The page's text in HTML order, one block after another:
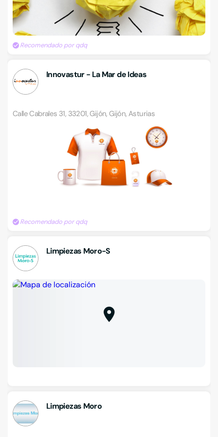
Recomendado por qdq
Innovastur - La Mar de Ideas
Calle Cabrales 31, 33201, Gijón, Gijón, Asturias
Recomendado por qdq
Limpiezas Moro-S
Limpiezas Moro